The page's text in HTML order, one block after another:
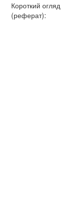
Короткий огляд
(реферат):